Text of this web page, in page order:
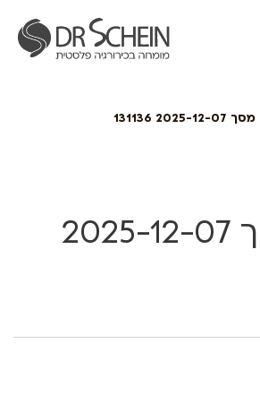
07 131136
צילום מסך 2025-12-07